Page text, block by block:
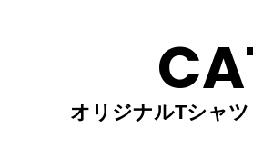
オリジナルTシャ